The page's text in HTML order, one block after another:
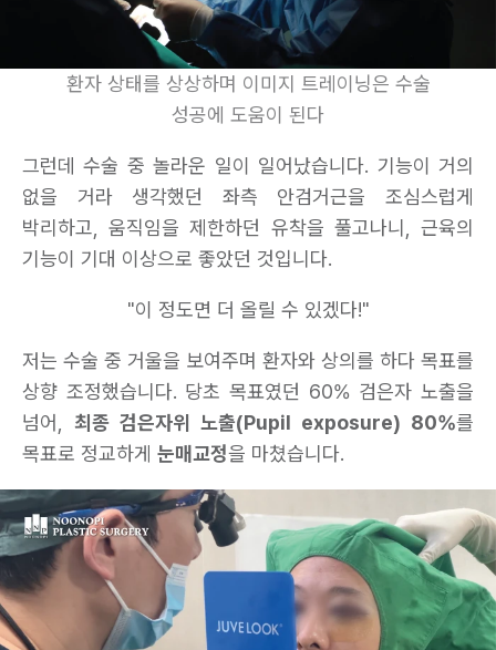
환자 상태를 상상하며 이미지 트레이닝은 수술
성공에 도움이 된다
그런데 수술 중 놀라운 일이 일어났습니다. 기능이 거의
없을 거라 생각했던 좌측 안검거근을 조심스럽게
박리하고, 움직임을 제한하던 유착을 풀고나니, 근육의
기능이 기대 이상으로 좋았던 것입니다.
"이 정도면 더 올릴 수 있겠다!"
저는 수술 중 거울을 보여주며 환자와 상의를 하다 목표를
상향 조정했습니다. 당초 목표였던 60% 검은자 노출을
넘어, 최종 검은자위 노출(Pupil exposure) 80%를
목표로 정교하게 눈매교정을 마쳤습니다.